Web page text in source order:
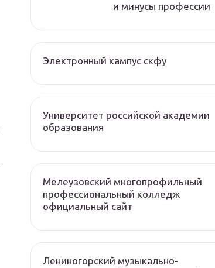
и минусы профессии
Электронный кампус скфу
Университет российской академии
образования
Мелеузовский многопрофильный
профессиональный колледж
официальный сайт
Лениногорский музыкально-